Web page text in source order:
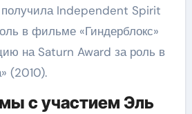
получила Independent Spirit
в фильме «Гиндерблокс»
на Saturn Award за роль в
(2010).
с участием Эль